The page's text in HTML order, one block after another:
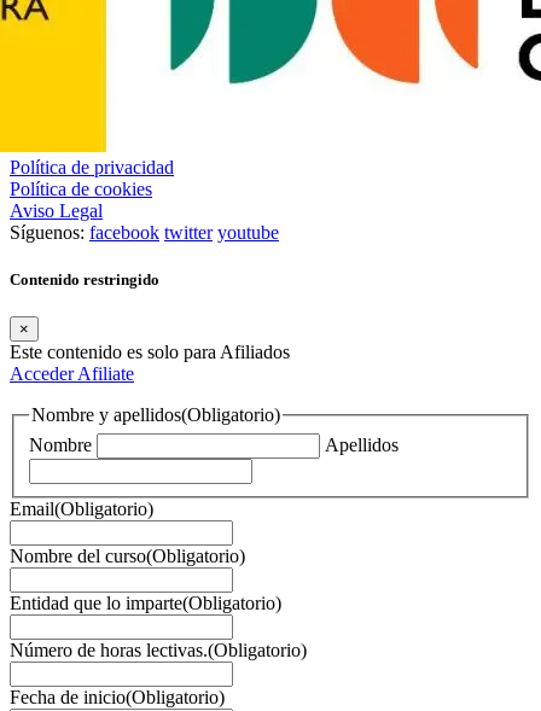
Política de privacidad
Política de cookies
Aviso Legal
Síguenos: facebook twitter youtube
Contenido restringido
×
Este contenido es solo para Afiliados
AccederAfiliate
Nombre y apellidos(Obligatorio)
Nombre
Apellidos
Email(Obligatorio)
Nombre del curso(Obligatorio)
Entidad que lo imparte(Obligatorio)
Número de horas lectivas.(Obligatorio)
Fecha de inicio(Obligatorio)